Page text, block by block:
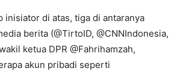
inisiator di atas, tiga di antaranya
berita (@TirtoID, @CNNIndonesia,
ketua DPR @Fahrihamzah,
akun pribadi seperti